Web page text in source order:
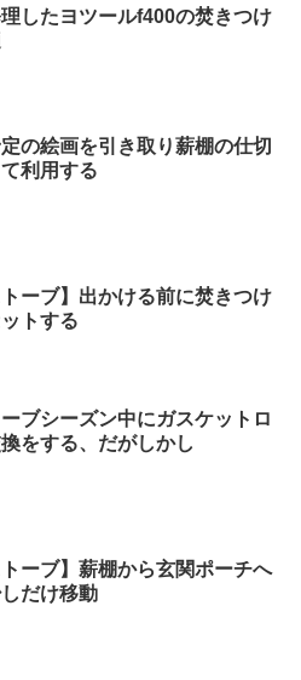
したヨツールf400の焚きつけ
の絵画を引き取り薪棚の仕切
利用する
トーブ】出かける前に焚きつけ
トする
ブシーズン中にガスケットロ
をする、だがしかし
トーブ】薪棚から玄関ポーチへ
だけ移動